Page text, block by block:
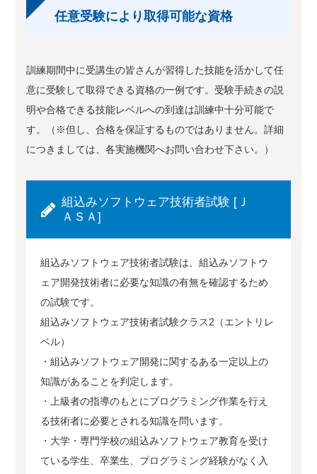
任意受験により取得可能な資格
訓練期間中に受講生の皆さんが習得した技能を活かして任
意に受験して取得できる資格の一例です。受験手続きの説
明や合格できる技能レベルへの到達は訓練中十分可能で
す。（※但し、合格を保証するものではありません。詳細
につきましては、各実施機関へお問い合わせ下さい。）
組込みソフトウェア技術者試験 [Ｊ
ＡＳＡ]
組込みソフトウェア技術者試験は、組込みソフトウ
ェア開発技術者に必要な知識の有無を確認するため
の試験です。
組込みソフトウェア技術者試験クラス2（エントリレ
ベル）
・組込みソフトウェア開発に関するある一定以上の
知識があることを判定します。
・上級者の指導のもとにプログラミング作業を行え
る技術者に必要とされる知識を問います。
・大学・専門学校の組込みソフトウェア教育を受け
ている学生、卒業生、プログラミング経験がなく入